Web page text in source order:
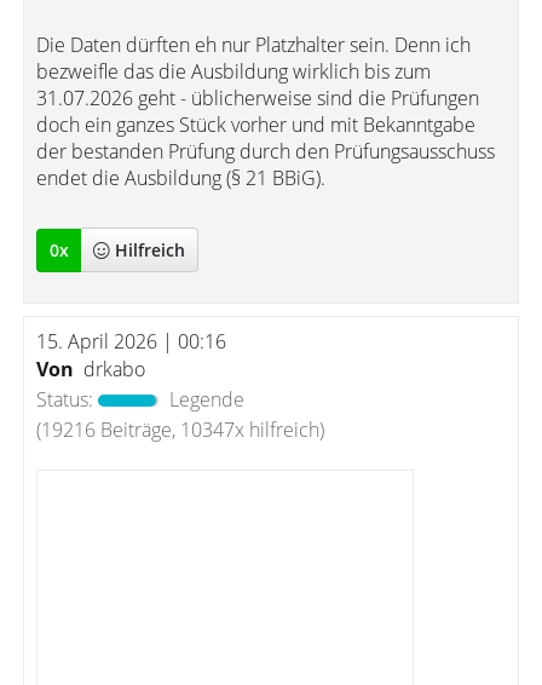
Die Daten dürften eh nur Platzhalter sein. Denn ich
bezweifle das die Ausbildung wirklich bis zum
31.07.2026 geht - üblicherweise sind die Prüfungen
doch ein ganzes Stück vorher und mit Bekanntgabe
der bestanden Prüfung durch den Prüfungsausschuss
endet die Ausbildung (§ 21 BBiG).
0x Hilfreich
15. April 2026 | 00:16
Von drkabo
Status:
Legende
(19216 Beiträge, 10347x hilfreich)